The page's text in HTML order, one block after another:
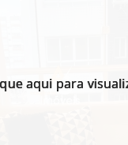
aqui para